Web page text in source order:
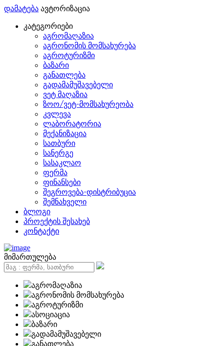
დამატება ავტორიზაცია
კატეგორიები
აგრომაღაზია
აგრონომის მომსახურება
აგროტურიზმი
ბაზარი
განათლება
გადამამუშავებელი
ვეტ მაღაზია
ზოო/ვეტ-მომსახურეობა
კვლევა
ლაბორატორია
მექანიზაცია
სათბური
სანერგე
სასაკლაო
ფერმა
ფინანსები
შეგროვება-დისტრიბუცია
შემნახველი
ბლოგი
პროექტის შესახებ
კონტაქტი
მიმართულება
აგრომაღაზია
აგრონომის მომსახურება
აგროტურიზმი
ასოციაცია
ბაზარი
გადამამუშავებელი
განათლება